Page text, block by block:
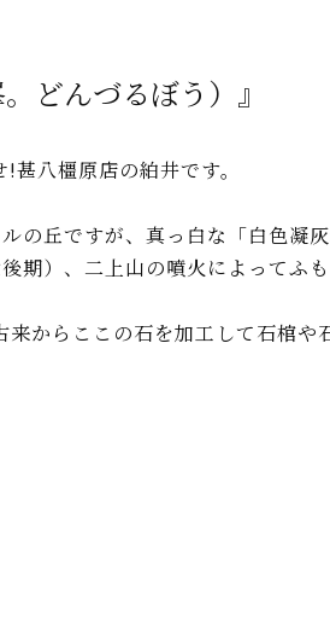
どんづるぼう）』
八橿原店の絈井です。
丘ですが、真っ白な「白色凝
期）、二上山の噴火によってふ
からここの石を加工して石棺